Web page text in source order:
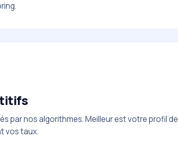
par nos algorithmes. Meilleur est votre profil de
vos taux.